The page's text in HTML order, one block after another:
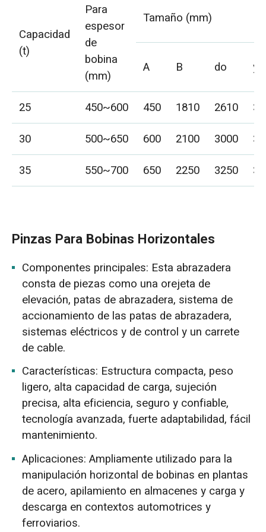
Capacidad
(t)
Para
espesor
de
bobina
(mm)
Tamaño (mm)
A B do yo
25 450~600 450 1810 2610
30
500~650 600 2100 3000
35
550~700 650 2250 3250
Pinzas Para Bobinas Horizontales
Componentes principales: Esta abrazadera
consta de piezas como una orejeta de
elevación, patas de abrazadera, sistema de
accionamiento de las patas de abrazadera,
sistemas eléctricos y de control y un carrete
de cable.
Características: Estructura compacta, peso
ligero, alta capacidad de carga, sujeción
precisa, alta eficiencia, seguro y confiable,
tecnología avanzada, fuerte adaptabilidad, fácil
mantenimiento.
Aplicaciones: Ampliamente utilizado para la
manipulación horizontal de bobinas en plantas
de acero, apilamiento en almacenes y carga y
descarga en contextos automotrices y
ferroviarios.